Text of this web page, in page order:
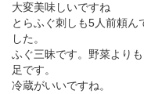
大変美味しいですね
とらふぐ刺しも5人前頼ん
した。
ふぐ三昧です。野菜より
足です。
冷蔵がいいですね。